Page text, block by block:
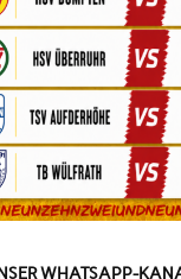
WHATSAPP-